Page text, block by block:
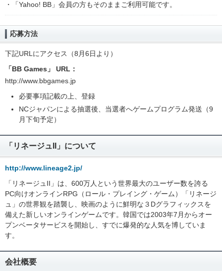
・「Yahoo! BB」会員の方もそのままご利用可能です。
応募方法
下記URLにアクセス（8月6日より）
「BB Games」 URL：
http://www.bbgames.jp
必要事項記載の上、登録
NCジャパンによる抽選後、当選者へゲームプログラム発送（9
月下旬予定）
「リネージュII」について
http://www.lineage2.jp/
「リネージュII」は、600万人という世界最大のユーザー数を誇る
PC向けオンラインRPG（ロール・プレイング・ゲーム）「リネージ
ュ」の世界観を踏襲し、映画のように鮮明な３Dグラフィックスを
備えた新しいオンラインゲームです。韓国では2003年7月からオー
プンベータサービスを開始し、すでに爆発的な人気を博していま
す。
会社概要